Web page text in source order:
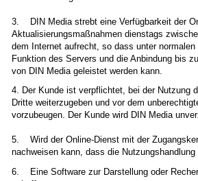
3. DIN Media strebt eine Verfügbarkeit der
Aktualisierungsmaßnahmen dienstags
dem Internet aufrecht, so dass unter
Funktion des Servers und die Anbindung bis
von DIN Media geleistet werden kann.
4. Der Kunde ist verpflichtet, bei der Nutzung
Dritte weiterzugeben und vor dem
vorzubeugen. Der Kunde wird DIN Media
5. Wird der Online-Dienst mit der
nachweisen kann, dass die
6. Eine Software zur Darstellung oder